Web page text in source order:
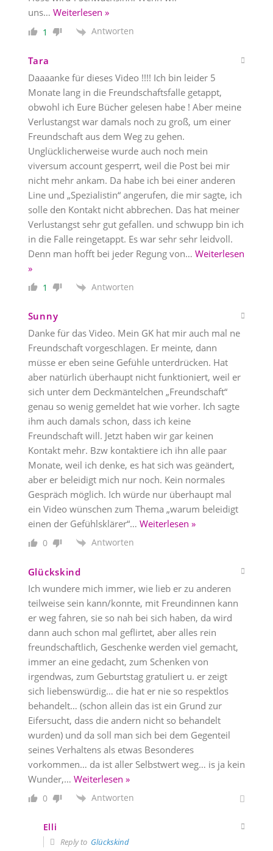
uns… Weiterlesen »
1 Antworten
Tara
Daaaanke für dieses Video !!!! Ich bin leider 5
Monate lang in die Freundschaftsfalle getappt,
obwohl ich Eure Bücher gelesen habe ! Aber meine
Verlustangst war damals noch zu groß, um einer
Freundschaft aus dem Weg zu gehen.
Unglücklicherweise wurde auch noch mein
viversum account gesperrt, weil die Post bei mir
nicht mehr ankam. Da habe ich bei einer anderen
Line und „Spezialistin“ angerufen, die mir sagte, ich
solle den Kontakt nicht abbrechen. Das hat meiner
Verlustangst sehr gut gefallen. und schwupp bin ich
in die Falle reingetappt. Es war sehr sehr leidvoll.
Denn man hofft bei jeder Regung von… Weiterlesen
»
1 Antworten
Sunny
Danke für das Video. Mein GK hat mir auch mal ne
Freundschaft vorgeschlagen. Er meinte, dann
müsse er eben seine Gefühle unterdrücken. Hat
aber natürlich überhaupt nicht funktioniert, weil er
sich unter dem Deckmäntelchen „Freundschaft“
genau so wenig gemeldet hat wie vorher. Ich sagte
ihm auch damals schon, dass ich keine
Freundschaft will. Jetzt haben wir gar keinen
Kontakt mehr. Bzw kontaktiere ich ihn alle paar
Monate, weil ich denke, es hat sich was geändert,
aber er beleidigt mich nur noch. Kein normales
Gespräch möglich. Ich würde nur überhaupt mal
ein Video wünschen zum Thema „warum beleidigt
einen der Gefühlsklärer“… Weiterlesen »
0 Antworten
Glückskind
Ich wundere mich immer, wie lieb er zu anderen
teilweise sein kann/konnte, mit Freundinnen kann
er weg fahren, sie so nah bei sich haben, da wird
dann auch schon mal geflirtet, aber alles rein
freundschaftlich, Geschenke werden viel gemacht,
immer an eine gedacht, zum Schenken von
irgendwas, zum Geburtstag gratuliert u. er zeigt
sich liebenswürdig… die hat er nie so respektlos
behandelt… (schon allein das ist ein Grund zur
Eifersucht, dass die andern nicht so behandelt
wurden) und da soll man sich bei dem Gegenteil
seines Verhaltens als etwas Besonderes
vorkommen… da ist aller Selbstwert weg… is ja kein
Wunder,… Weiterlesen »
0 Antworten
Elli
Reply to Glückskind